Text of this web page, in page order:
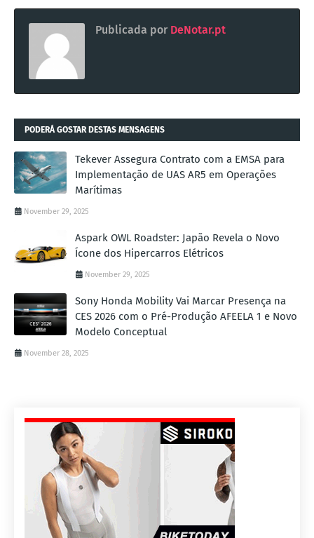
Publicada por DeNotar.pt
PODERÁ GOSTAR DESTAS MENSAGENS
Tekever Assegura Contrato com a EMSA para
Implementação de UAS AR5 em Operações
Marítimas
November 29, 2025
Aspark OWL Roadster: Japão Revela o Novo
Ícone dos Hipercarros Elétricos
November 29, 2025
Sony Honda Mobility Vai Marcar Presença na
CES 2026 com o Pré-Produção AFEELA 1 e Novo
Modelo Conceptual
November 28, 2025